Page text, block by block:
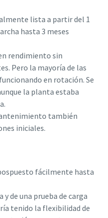
lista a partir del 1
hasta 3 meses
rendimiento sin
Pero la mayoría de las
en rotación. Se
la planta estaba
también
iniciales.
fácilmente hasta
y de una prueba de carga
tenido la flexibilidad de